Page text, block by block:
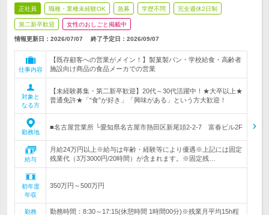
正社員 職種・業種未経験OK 急募 学歴不問 完全週休2日制
第二新卒歓迎 女性のおしごと掲載中
情報更新日：2026/07/07 終了予定日： 2026/09/07
仕事内容
【既存顧客への営業がメイン！】製菓製パン・学校給食・高齢者
施設向け商品の食品メーカでの営業
対象と
なる方
【未経験募集・第二新卒歓迎】20代～30代活躍中！★大卒以上★
普通免許★「“食”が好き」「興味がある」という方大歓迎！
勤務地
■名古屋営業所 └愛知県名古屋市熱田区新尾頭2-2-7 富春ビル2F
給与
月給24万円以上※給与は年齢・経験等により優遇※上記には固定
残業代（3万3000円/20時間）が含まれます。※固定残…
初年度
年収
350万円～500万円
勤務
勤務時間：8:30～17:15(休憩時間 1時間00分)※残業月平均15h程